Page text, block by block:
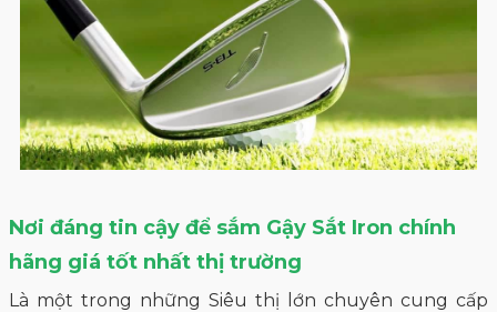
Nơi đáng tin cậy để sắm Gậy Sắt Iron chính
hãng giá tốt nhất thị trường
Là một trong những Siêu thị lớn chuyên cung cấp